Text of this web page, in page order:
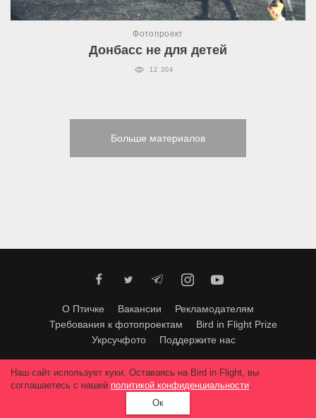
Фотопроект
Донбасс не для детей
12 304
Больше материалов
О Птичке Вакансии
Рекламодателям
Требования к фотопроектам
Bird in Flight Prize
Укрсучфото
Поддержите нас
Любое использование материалов допускается только с согласия
редакции.© 2026, Bird In Flight.
Все права защищены.
Наш сайт использует куки. Оставаясь на Bird in Flight, вы
соглашаетесь с нашей политикой конфиденциальности.
Ок